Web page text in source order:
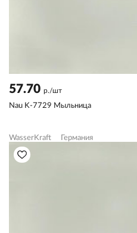
57.70 р./шт
Nau K-7729 Мыльница
WasserKraft Германия